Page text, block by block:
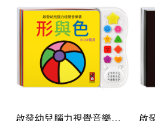
啟發幼兒腦力視覺音樂書-形與色*新版